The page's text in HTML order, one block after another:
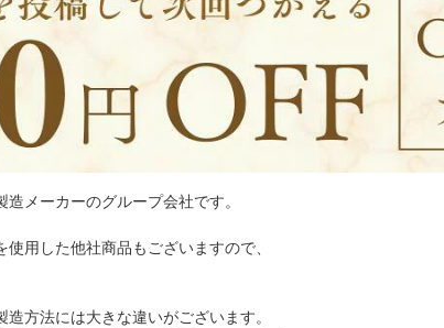
メーカーのグループ会社です。
用した他社商品もございますので、
方法には大きな違いがございます。